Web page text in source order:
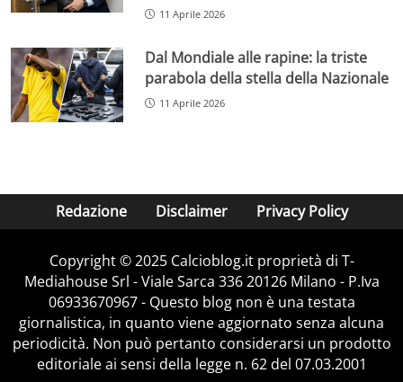
11 Aprile 2026
Dal Mondiale alle rapine: la triste
parabola della stella della Nazionale
11 Aprile 2026
Redazione Disclaimer Privacy Policy
Copyright © 2025 Calcioblog.it proprietà di T-
Mediahouse Srl - Viale Sarca 336 20126 Milano - P.Iva
06933670967 - Questo blog non è una testata
giornalistica, in quanto viene aggiornato senza alcuna
periodicità. Non può pertanto considerarsi un prodotto
editoriale ai sensi della legge n. 62 del 07.03.2001